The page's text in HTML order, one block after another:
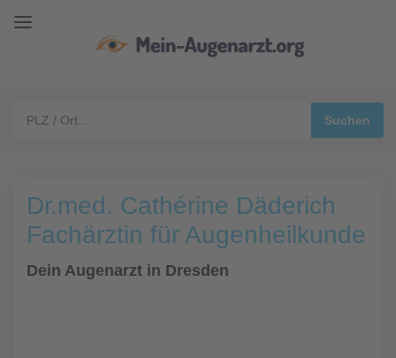
Dr.med. Cathérine Däderich
Fachärztin für Augenheilkunde
Dein Augenarzt in Dresden